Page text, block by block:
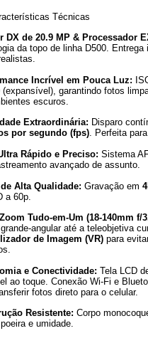
Técnicas
DX de 20.9 MP & Processador
da topo de linha D500.
Incrível em Pouca Luz:
(expansível), garantindo fotos
escuros.
Extraordinária: Disparo
por segundo (fps). Perfeita
Rápido e Preciso: Sistema
avançado de assunto.
Alta Qualidade: Gravação em
a 60p.
Tudo-em-Um (18-140mm f/
angular até a teleobjetiva
de Imagem (VR) para
e Conectividade: Tela LCD
ao toque. Conexão Wi-Fi e
fotos direto para o celular.
Resistente: Corpo
e umidade.